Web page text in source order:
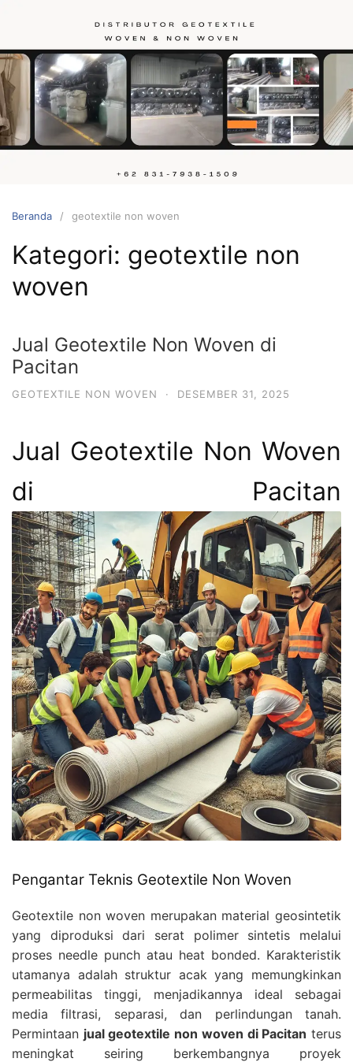
konten
Hubungi
kami
Beranda geotextile non woven
Kategori: geotextile non
woven
Jual Geotextile Non Woven di
Pacitan
GEOTEXTILE NON WOVEN · DESEMBER 31, 2025
Jual Geotextile Non Woven
di Pacitan
Pengantar Teknis Geotextile Non Woven
Geotextile non woven merupakan material geosintetik
yang diproduksi dari serat polimer sintetis melalui
proses needle punch atau heat bonded. Karakteristik
utamanya adalah struktur acak yang memungkinkan
permeabilitas tinggi, menjadikannya ideal sebagai
media filtrasi, separasi, dan perlindungan tanah.
Permintaan jual geotextile non woven di Pacitan terus
meningkat seiring berkembangnya proyek